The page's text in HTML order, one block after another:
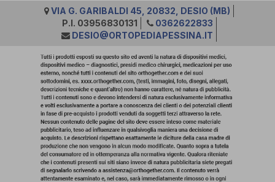
VIA G. GARIBALDI 45, 20832, DESIO (MB)
P.I. 03956830131
0362622833
DESIO@ORTOPEDIAPESSINA.IT